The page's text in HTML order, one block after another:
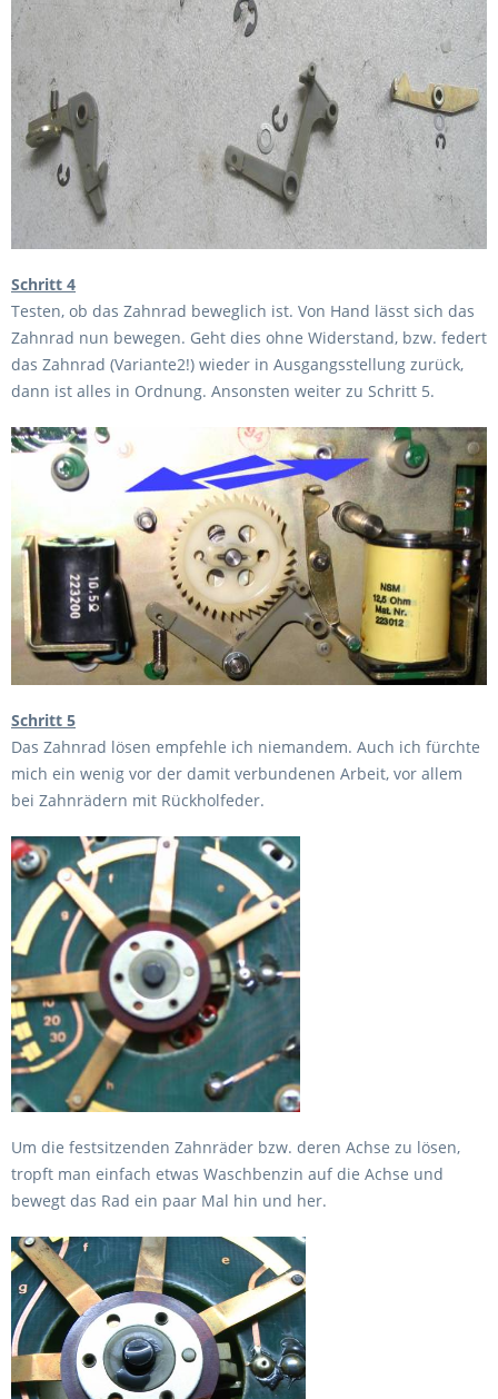
Schritt 4
Testen, ob das Zahnrad beweglich ist. Von Hand lässt sich das
Zahnrad nun bewegen. Geht dies ohne Widerstand, bzw. federt
das Zahnrad (Variante2!) wieder in Ausgangsstellung zurück,
dann ist alles in Ordnung. Ansonsten weiter zu Schritt 5.
Schritt 5
Das Zahnrad lösen empfehle ich niemandem. Auch ich fürchte
mich ein wenig vor der damit verbundenen Arbeit, vor allem
bei Zahnrädern mit Rückholfeder.
Um die festsitzenden Zahnräder bzw. deren Achse zu lösen,
tropft man einfach etwas Waschbenzin auf die Achse und
bewegt das Rad ein paar Mal hin und her.